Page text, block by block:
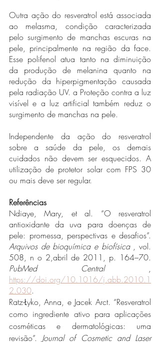
Outra ação do resveratrol está associada
ao melasma, condição caracterizada
pelo surgimento de manchas escuras na
pele, principalmente na região da face.
Esse polifenol atua tanto na diminuição
da produção de melanina quanto na
redução da hiperpigmentação causada
pela radiação UV. a Proteção contra a luz
visível e a luz artificial também reduz o
surgimento de manchas na pele.
Independente da ação do resveratrol
sobre a saúde da pele, os demais
cuidados não devem ser esquecidos. A
utilização de protetor solar com FPS 30
ou mais deve ser regular.
Referências
Ndiaye, Mary, et al. “O resveratrol
antioxidante da uva para doenças de
Arquivos de bioquímica e biofísica , vol.
PubMed Central
https://doi.org/10.1016/j.abb.2010.1
2.030.
Ratz-Łyko, Anna, e Jacek Arct. “Resveratrol
como ingrediente ativo para aplicações
cosméticas e dermatológicas: uma
revisão”. Journal of Cosmetic and Laser